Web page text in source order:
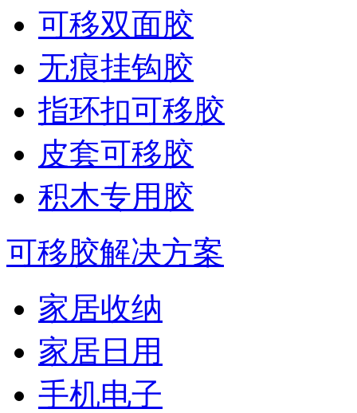
可移双面胶
无痕挂钩胶
指环扣可移胶
皮套可移胶
积木专用胶
可移胶解决方案
家居收纳
家居日用
手机电子